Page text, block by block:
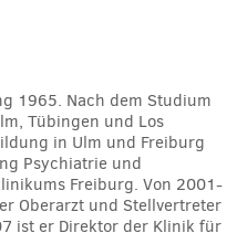
1965. Nach dem Studium
Tübingen und Los
in Ulm und Freiburg
Psychiatrie und
Freiburg. Von 2001-
Oberarzt und Stellvertreter
ist er Direktor der Klinik für